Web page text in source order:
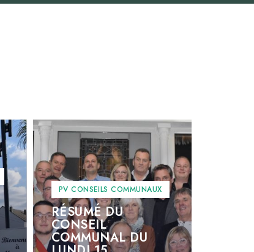
PV CONSEILS COMMUNAUX
RÉSUMÉ DU
CONSEIL
COMMUNAL DU